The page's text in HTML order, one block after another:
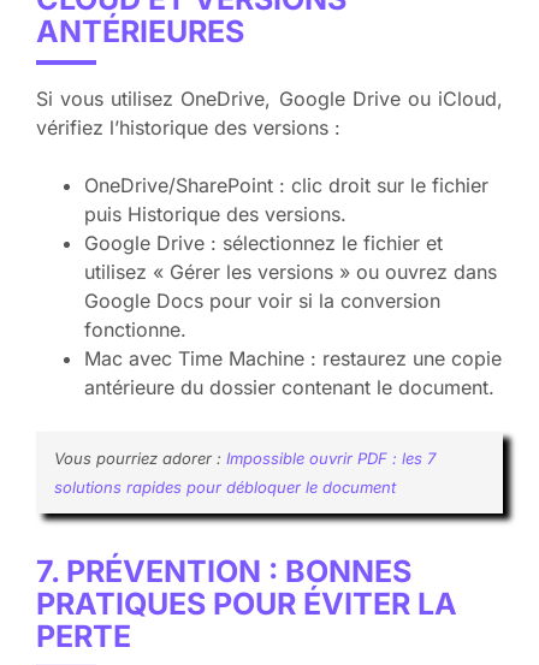
ANTÉRIEURES
Si vous utilisez OneDrive, Google Drive ou iCloud,
vérifiez l’historique des versions :
OneDrive/SharePoint : clic droit sur le fichier
puis Historique des versions.
Google Drive : sélectionnez le fichier et
utilisez « Gérer les versions » ou ouvrez dans
Google Docs pour voir si la conversion
fonctionne.
Mac avec Time Machine : restaurez une copie
antérieure du dossier contenant le document.
Vous pourriez adorer : Impossible ouvrir PDF : les 7
solutions rapides pour débloquer le document
7. PRÉVENTION : BONNES
PRATIQUES POUR ÉVITER LA
PERTE